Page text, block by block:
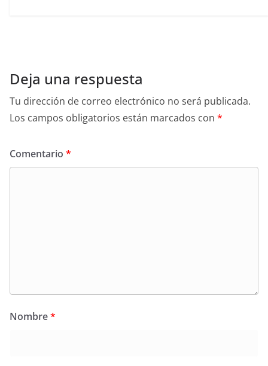
Deja una respuesta
Tu dirección de correo electrónico no será publicada.
Los campos obligatorios están marcados con *
Comentario *
Nombre*